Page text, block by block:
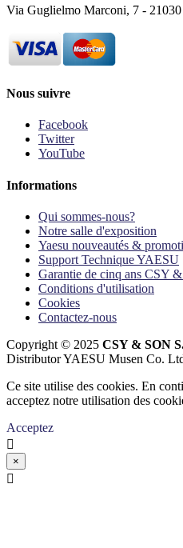
Via Guglielmo Marconi, 7 -
Nous suivre
Facebook
Twitter
YouTube
Informations
Qui sommes-nous?
Notre salle d'exposition
Yaesu nouveautés &
Support Technique YAESU
Garantie de cinq ans CSY
Conditions d'utilisation
Cookies
Contactez-nous
Copyright © 2025 CSY & SON
Distributor YAESU Musen Co.
Ce site utilise des cookies. En
acceptez notre utilisation des
Acceptez

×
